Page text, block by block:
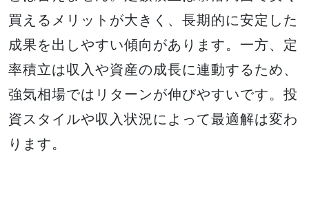
買えるメリットが大きく、長期的に安定した
成果を出しやすい傾向があります。一方、定
率積立は収入や資産の成長に連動するため、
強気相場ではリターンが伸びやすいです。投
資スタイルや収入状況によって最適解は変わ
ります。